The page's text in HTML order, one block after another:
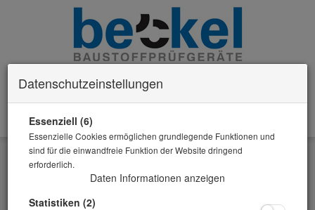
Zurück
Alle Artikel zeigen aus: Herstellen / Lagern von Zementmörtelprismen
Datenschutzeinstellungen
Essenziell (6)
Essenzielle Cookies ermöglichen grundlegende Funktionen und
sind für die einwandfreie Funktion der Website dringend
erforderlich.
Daten Informationen anzeigen
Statistiken (2)